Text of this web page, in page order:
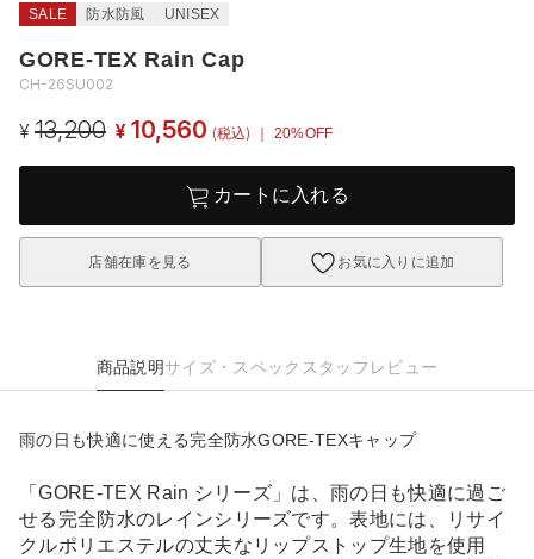
SALE 防水防風 UNISEX
GORE-TEX Rain Cap
CH-26SU002
¥ 13,200 ¥ 10,560 (税込) ｜ 20%OFF
カートに入れる
店舗在庫を見る お気に入りに追加
商品説明サイズ・スペック スタッフレビュー
雨の日も快適に使える完全防水GORE-TEXキャップ
「GORE-TEX Rain シリーズ」は、雨の日も快適に過ご
せる完全防水のレインシリーズです。表地には、リサイ
クルポリエステルの丈夫なリップストップ生地を使用